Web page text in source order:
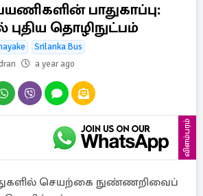
பாதுகாப்பு:
புதிய தொழிநுட்பம்
Srilanka Bus
a year ago
விளம்பரம்
செயற்கை நுண்ணறிவைப்